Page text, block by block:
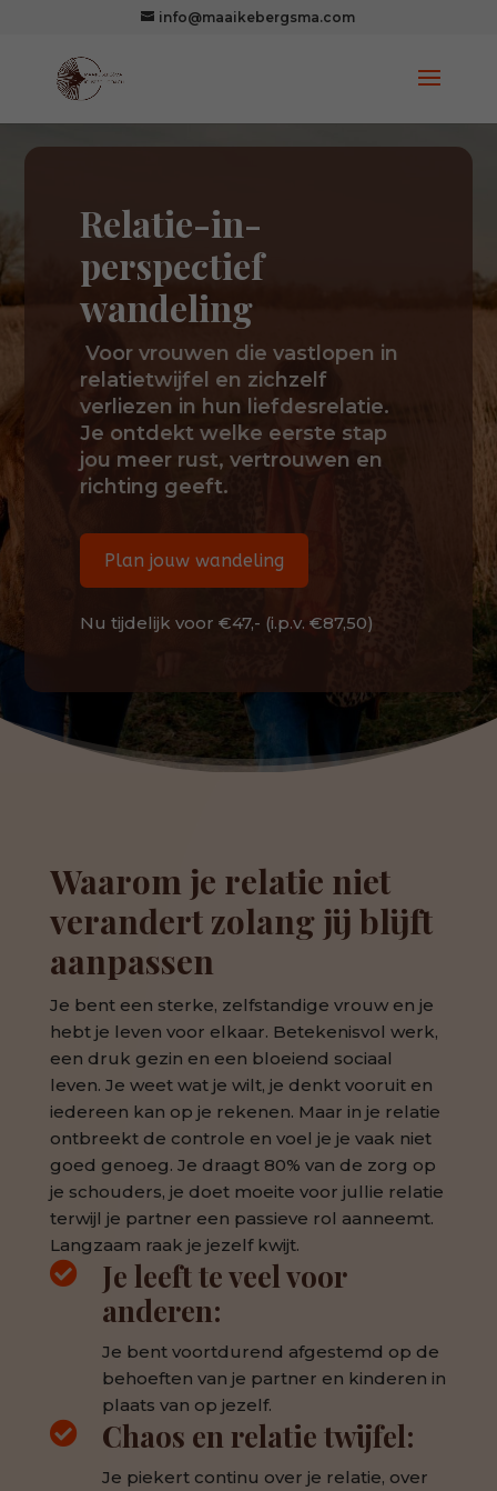
info@maaikebergsma.com
Relatie-in-
perspectief
wandeling
Voor vrouwen die vastlopen in
relatietwijfel en zichzelf
verliezen in hun liefdesrelatie.
Je ontdekt welke eerste stap
jou meer rust, vertrouwen en
richting geeft.
Plan jouw wandeling
Nu tijdelijk voor €47,- (i.p.v. €87,50)
Waarom je relatie niet
verandert zolang jij blijft
aanpassen
Je bent een sterke, zelfstandige vrouw en je
hebt je leven voor elkaar. Betekenisvol werk,
een druk gezin en een bloeiend sociaal
leven. Je weet wat je wilt, je denkt vooruit en
iedereen kan op je rekenen. Maar in je relatie
ontbreekt de controle en voel je je vaak niet
goed genoeg. Je draagt 80% van de zorg op
je schouders, je doet moeite voor jullie relatie
terwijl je partner een passieve rol aanneemt.
Langzaam raak je jezelf kwijt.

Je leeft te veel voor
anderen:
Je bent voortdurend afgestemd op de
behoeften van je partner en kinderen in
plaats van op jezelf.
 Chaos en relatie twijfel:
Je piekert continu over je relatie, over